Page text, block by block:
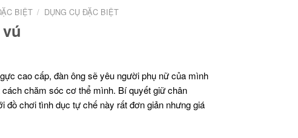
BIỆT / DỤNG CỤ ĐẶC BIỆT
cao cấp, đàn ông sẽ yêu người phụ nữ của mình
chăm sóc cơ thể mình. Bí quyết giữ chân
đồ chơi tình dục tự chế này rất đơn giản nhưng giá